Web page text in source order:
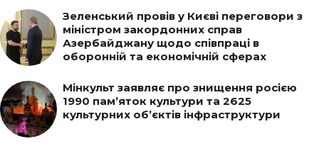
Зеленський провів у Києві переговори з
міністром закордонних справ
Азербайджану щодо співпраці в
оборонній та економічній сферах
Мінкульт заявляє про знищення росією
1990 пам’яток культури та 2625
культурних об’єктів інфраструктури